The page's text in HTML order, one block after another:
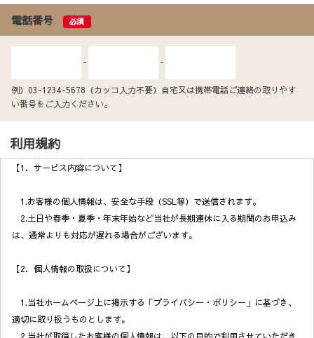
電話番号 必須
- -
例）03-1234-5678（カッコ入力不要）自宅又は携帯電話ご連絡の取りやす
い番号をご入力ください。
利用規約
【1．サービス内容について】
1.お客様の個人情報は、安全な手段（SSL等）で送信されます。
2.土日や春季・夏季・年末年始など当社が長期連休に入る期間のお申込み
は、通常よりも対応が遅れる場合がございます。
【2．個人情報の取扱について】
1.当社ホームページ上に掲示する「プライバシー・ポリシー」に基づき、
適切に取り扱うものとします。